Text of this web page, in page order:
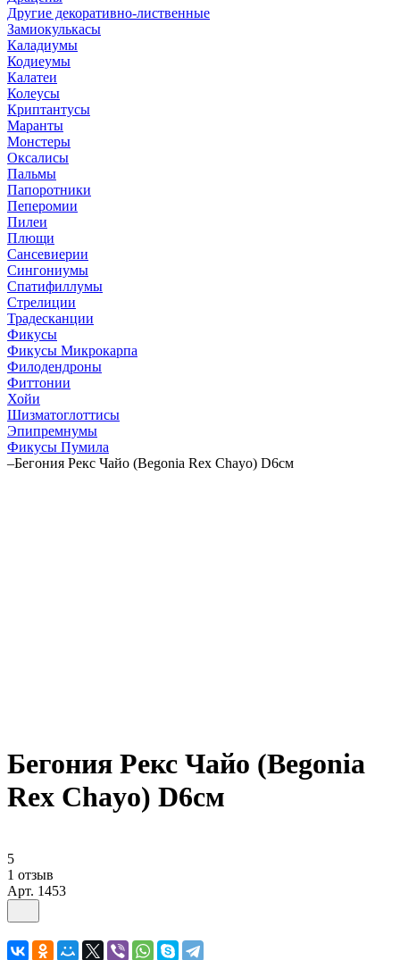
Другие декоративно-лиственные
Замиокулькасы
Каладиумы
Кодиеумы
Калатеи
Колеусы
Криптантусы
Маранты
Монстеры
Оксалисы
Пальмы
Папоротники
Пеперомии
Пилеи
Плющи
Сансевиерии
Сингониумы
Спатифиллумы
Стрелиции
Традесканции
Фикусы
Фикусы Микрокарпа
Филодендроны
Фиттонии
Хойи
Шизматоглоттисы
Эпипремнумы
Фикусы Пумила
–Бегония Рекс Чайо (Begonia Rex Chayo) D6см
Бегония Рекс Чайо (Begonia
Rex Chayo) D6см
5
1 отзыв
Арт. 1453